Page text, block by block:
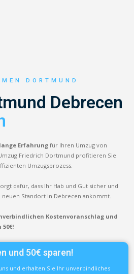
DORTMUND
Debrecen
Erfahrung für Ihren Umzug von
Friedrich Dortmund profitieren Sie
Umzugsprozess.
dafür, dass Ihr Hab und Gut sicher und
Standort in Debrecen ankommt.
Kostenvoranschlag und
und 50€ sparen!
und erhalten Sie Ihr unverbindliches